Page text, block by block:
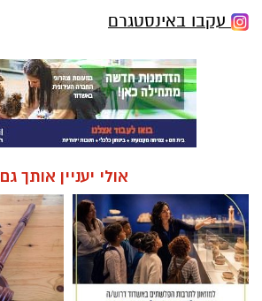
עקבו באינסטגרם
אולי יעניין אותך גם